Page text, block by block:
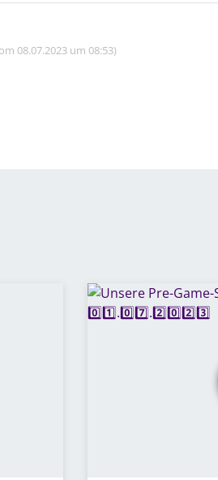
08.07.2023 um 08:53)